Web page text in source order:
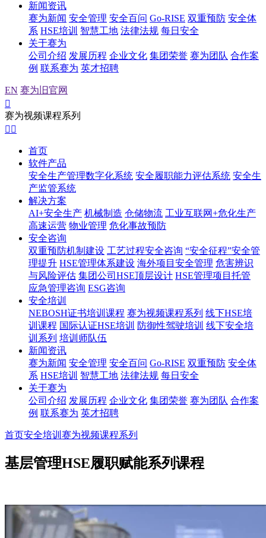
新闻资讯
赛为新闻 安全管理 安全百问 Go-RISE 双重预防 安全体
系 HSE培训 智慧工地 法律法规 每日安全
关于赛为
公司介绍 发展历程 企业文化 集团荣誉 赛为团队 合作案
例 联系赛为 英才招聘
EN 赛为旧官网

赛为视频课程系列
 
首页
软件产品
安全生产管理数字化系统 安全履职能力评估系统 安全生
产监管系统
解决方案
AI+安全生产 机械制造 仓储物流 工业互联网+危化生产
高速运营 物业管理 危化事故预防
安全咨询
双重预防机制建设 工艺过程安全咨询 “安全征程”安全管
理提升 HSE管理体系建设 海外项目安全管理 危害辨识
与风险评估 集团公司HSE顶层设计 HSE管理项目托管
应急管理咨询 ESG咨询
安全培训
NEBOSH证书培训课程 赛为视频课程系列 线下HSE培
训课程 国际认证HSE培训 防御性驾驶培训 线下安全培
训系列 培训师队伍
新闻资讯
赛为新闻 安全管理 安全百问 Go-RISE 双重预防 安全体
系 HSE培训 智慧工地 法律法规 每日安全
关于赛为
公司介绍 发展历程 企业文化 集团荣誉 赛为团队 合作案
例 联系赛为 英才招聘
首页安全培训 赛为视频课程系列
基层管理HSE履职赋能系列课程